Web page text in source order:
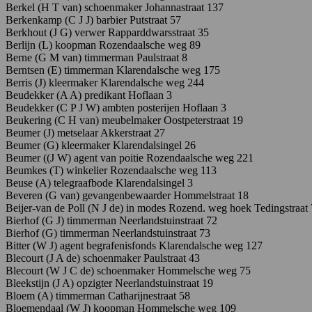
Berkel (H T van) schoenmaker Johannastraat 137
Berkenkamp (C J J) barbier Putstraat 57
Berkhout (J G) verwer Rapparddwarsstraat 35
Berlijn (L) koopman Rozendaalsche weg 89
Berne (G M van) timmerman Paulstraat 8
Berntsen (E) timmerman Klarendalsche weg 175
Berris (J) kleermaker Klarendalsche weg 244
Beudekker (A A) predikant Hoflaan 3
Beudekker (C P J W) ambten posterijen Hoflaan 3
Beukering (C H van) meubelmaker Oostpeterstraat 19
Beumer (J) metselaar Akkerstraat 27
Beumer (G) kleermaker Klarendalsingel 26
Beumer ((J W) agent van poitie Rozendaalsche weg 221
Beumkes (T) winkelier Rozendaalsche weg 113
Beuse (A) telegraafbode Klarendalsingel 3
Beveren (G van) gevangenbewaarder Hommelstraat 18
Beijer-van de Poll (N J de) in modes Rozend. weg hoek Tedingstraat
Bierhof (G J) timmerman Neerlandstuinstraat 72
Bierhof (G) timmerman Neerlandstuinstraat 73
Bitter (W J) agent begrafenisfonds Klarendalsche weg 127
Blecourt (J A de) schoenmaker Paulstraat 43
Blecourt (W J C de) schoenmaker Hommelsche weg 75
Bleekstijn (J A) opzigter Neerlandstuinstraat 19
Bloem (A) timmerman Catharijnestraat 58
Bloemendaal (W J) koopman Hommelsche weg 109